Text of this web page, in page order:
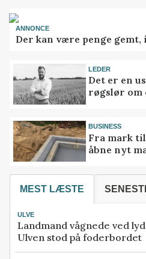
ANNONCE
Der kan være penge
LEDER
Det er en
røgslør om
BUSINESS
Fra mark
åbne nyt
MEST LÆSTE
ULVE
Landmand vågnede ved
Ulven stod på foderbordet